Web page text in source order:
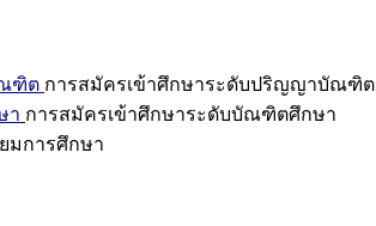
ฑิต การสมัครเข้าศึกษาระดับปริญญาบัณฑิต
า การสมัครเข้าศึกษาระดับบัณฑิตศึกษา
มการศึกษา